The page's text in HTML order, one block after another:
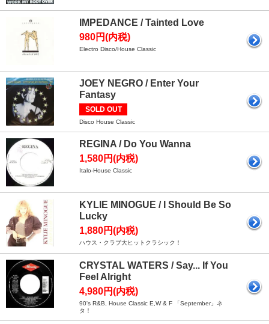
IMPEDANCE / Tainted Love
980円(内税)
Electro Disco/House Classic
JOEY NEGRO / Enter Your
Fantasy
SOLD OUT
Disco House Classic
REGINA / Do You Wanna
1,580円(内税)
Italo-House Classic
KYLIE MINOGUE / I Should Be So
Lucky
1,880円(内税)
ハウス・クラブ大ヒットクラシック！
CRYSTAL WATERS / Say... If You
Feel Alright
4,980円(内税)
90's R&B, House Classic E,W & F 「September」ネ
タ！